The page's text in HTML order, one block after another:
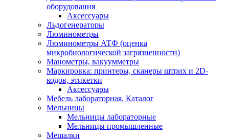
оборудования
Аксессуары
Льдогенераторы
Люминометры
Люминометры АТФ (оценка
микробиологической загрязненности)
Манометры, вакуумметры
Маркировка: принтеры, сканеры штрих и 2D-
кодов, этикетки
Аксессуары
Мебель лабораторная. Каталог
Мельницы
Мельницы лабораторные
Мельницы промышленные
Мешалки